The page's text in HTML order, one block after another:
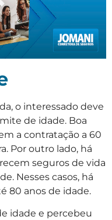
o interessado deve
de idade. Boa
a contratação a 60
Por outro lado, há
seguros de vida
Nesses casos, há
80 anos de idade.
idade e percebeu